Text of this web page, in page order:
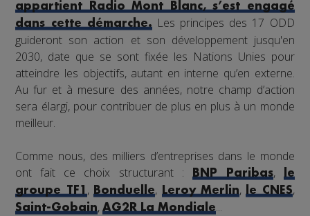
appartient Radio Mont Blanc, s’est engagé
dans cette démarche.Les principes des 17 ODD
guideront son action et son développement jusqu'en
2030, date que se sont fixée les Nations Unies pour
atteindre les objectifs, autant en interne qu’en externe.
Au fur et à mesure des années, notre champ d’action
sera élargi, pour contribuer de plus en plus à un monde
meilleur.
Comme nous, des milliers d’entreprises dans le monde
ont fait ce choix structurant :
BNP Paribas,
le
groupe TF1 , Bonduelle, Leroy Merlin, le CNES,
Saint-Gobain,AG2R La Mondiale...